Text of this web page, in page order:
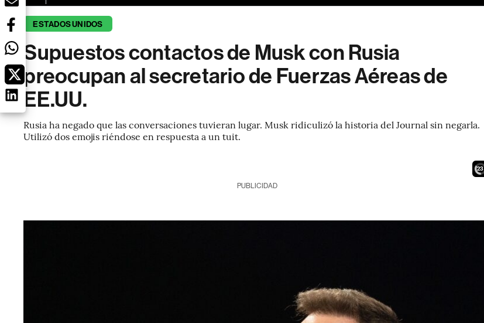
ESTADOS UNIDOS
Supuestos contactos de Musk con Rusia
preocupan al secretario de Fuerzas Aéreas de
EE.UU.
Rusia ha negado que las conversaciones tuvieran lugar. Musk ridiculizó la historia del Journal sin negarla.
Utilizó dos emojis riéndose en respuesta a un tuit.
21
PUBLICIDAD